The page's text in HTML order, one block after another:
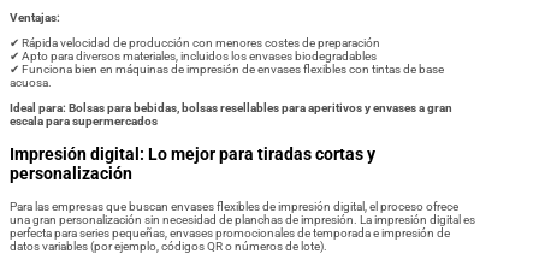
Ventajas:
✔ Rápida velocidad de producción con menores costes de preparación
✔ Apto para diversos materiales, incluidos los envases biodegradables
✔ Funciona bien en máquinas de impresión de envases flexibles con tintas de base
acuosa.
Ideal para: Bolsas para bebidas, bolsas resellables para aperitivos y envases a gran
escala para supermercados
Impresión digital: Lo mejor para tiradas cortas y
personalización
Para las empresas que buscan envases flexibles de impresión digital, el proceso ofrece
una gran personalización sin necesidad de planchas de impresión. La impresión digital es
perfecta para series pequeñas, envases promocionales de temporada e impresión de
datos variables (por ejemplo, códigos QR o números de lote).